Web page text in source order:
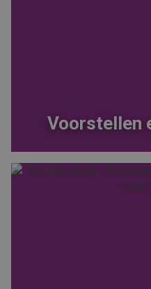
Voorstellen